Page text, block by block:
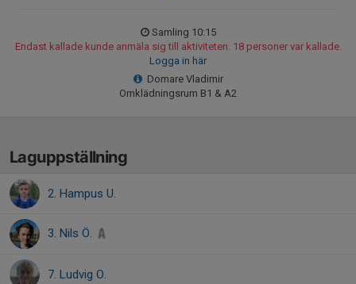
Samling 10:15
Endast kallade kunde anmäla sig till aktiviteten. 18 personer var kallade.
Logga in här
Domare Vladimir
Omklädningsrum B1 & A2
Laguppställning
2. Hampus U.
3. Nils Ö.
7. Ludvig O.